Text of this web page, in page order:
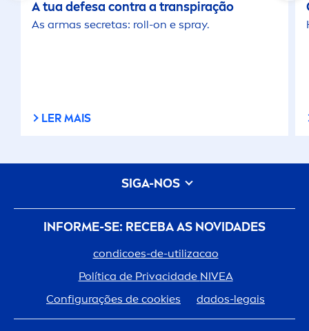
A tua defesa contra a transpiração
As armas secretas: roll-on e spray.
LER MAIS
INFORME-SE: RECEBA AS NOVIDADES
condicoes-de-utilizacao
Política de Privacidade NIVEA
Configurações de cookies
dados-legais
SIGA-NOS